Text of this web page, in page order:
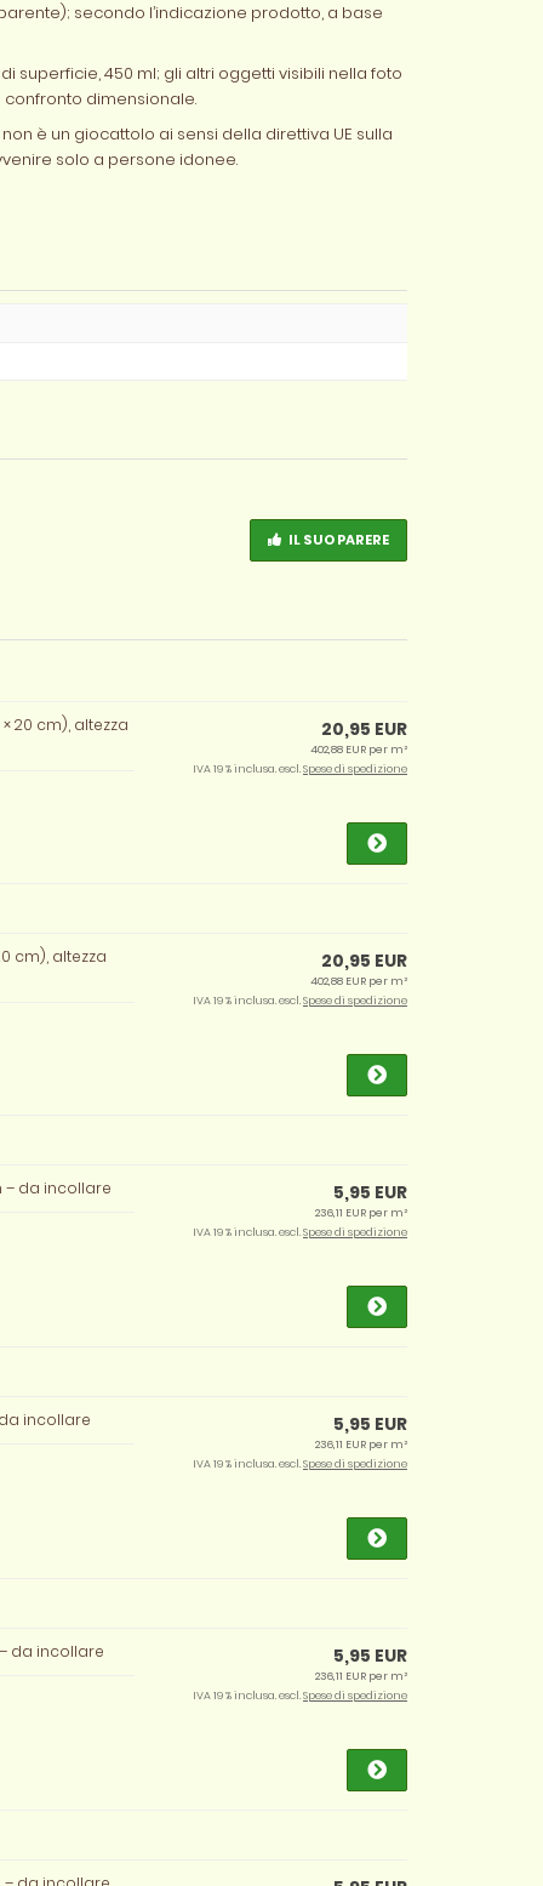
secondo l’indicazione prodotto, a base
superficie, 450 ml; gli altri oggetti visibili nella foto
dimensionale.
è un giocattolo ai sensi della direttiva UE sulla
solo a persone idonee.
IL SUO PARERE
20 cm), altezza 20,95 EUR
402,88 EUR per m²
IVA 19 % inclusa. escl.Spese di spedizione
cm), altezza 20,95 EUR
402,88 EUR per m²
IVA 19 % inclusa. escl.Spese di spedizione
– da incollare 5,95 EUR
236,11 EUR per m²
IVA 19 % inclusa. escl.Spese di spedizione
da incollare 5,95 EUR
236,11 EUR per m²
IVA 19 % inclusa. escl.Spese di spedizione
da incollare 5,95 EUR
236,11 EUR per m²
IVA 19 % inclusa. escl.Spese di spedizione